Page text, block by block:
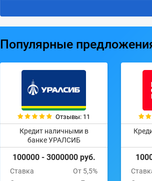
Популярные
Отзывы: 11
Кредит наличными в
банке УРАЛСИБ
100000 - 3000000 руб.
Ставка
От 5,5%